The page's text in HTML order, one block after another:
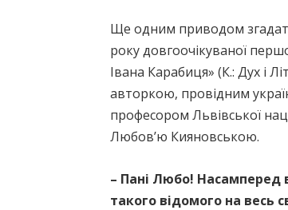
Ще одним приводом
року довгоочікуваної
Івана Карабиця» (К.: Дух і
авторкою, провідним
професором Львівської
Любов’ю Кияновською.
– Пані Любо! Насамперед
такого відомого на весь